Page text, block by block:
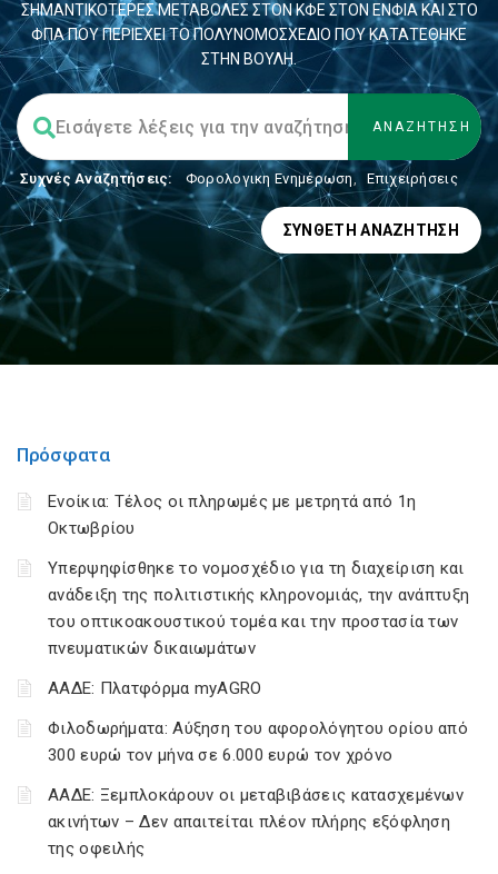
ΣΗΜΑΝΤΙΚΟΤΕΡΕΣ ΜΕΤΑΒΟΛΕΣ ΣΤΟΝ ΚΦΕ ΣΤΟΝ ΕΝΦΙΑ ΚΑΙ ΣΤΟ
ΦΠΑ ΠΟΥ ΠΕΡΙΕΧΕΙ ΤΟ ΠΟΛΥΝΟΜΟΣΧΕΔΙΟ ΠΟΥ ΚΑΤΑΤΕΘΗΚΕ
ΣΤΗΝ ΒΟΥΛΗ.
Συχνές Αναζητήσεις: Φορολογικη Ενημέρωση, Επιχειρήσεις
ΣΎΝΘΕΤΗ ΑΝΑΖΉΤΗΣΗ
Πρόσφατα
Ενοίκια: Τέλος οι πληρωμές με μετρητά από 1η
Οκτωβρίου
Υπερψηφίσθηκε το νομοσχέδιο για τη διαχείριση και
ανάδειξη της πολιτιστικής κληρονομιάς, την ανάπτυξη
του οπτικοακουστικού τομέα και την προστασία των
πνευματικών δικαιωμάτων
ΑΑΔΕ: Πλατφόρμα myAGRO
Φιλοδωρήματα: Αύξηση του αφορολόγητου ορίου από
300 ευρώ τον μήνα σε 6.000 ευρώ τον χρόνο
ΑΑΔΕ: Ξεμπλοκάρουν οι μεταβιβάσεις κατασχεμένων
ακινήτων – Δεν απαιτείται πλέον πλήρης εξόφληση
της οφειλής